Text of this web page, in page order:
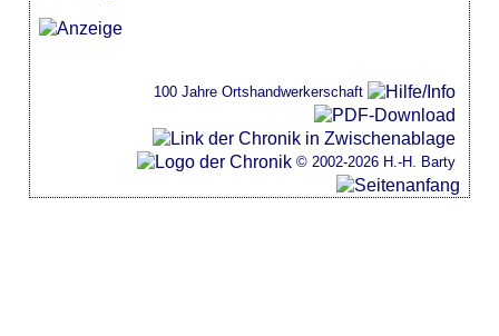
100 Jahre Ortshandwerkerschaft
© 2002-2026 H.-H. Barty